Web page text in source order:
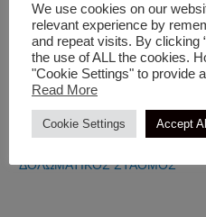
ΔΟΛΩΜΑΤΙΚΟΣ ΣΤΑΘΜΟΣ
We use cookies on our
relevant experience by
and repeat visits. By clicking
the use of ALL the cookies.
"Cookie Settings" to provide
Read More
Cookie Settings Accept